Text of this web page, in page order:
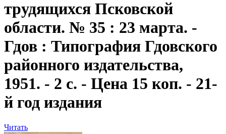
трудящихся Псковской
области. № 35 : 23 марта. -
Гдов : Типография Гдовского
районного издательства,
1951. - 2 с. - Цена 15 коп. - 21-
й год издания
Читать